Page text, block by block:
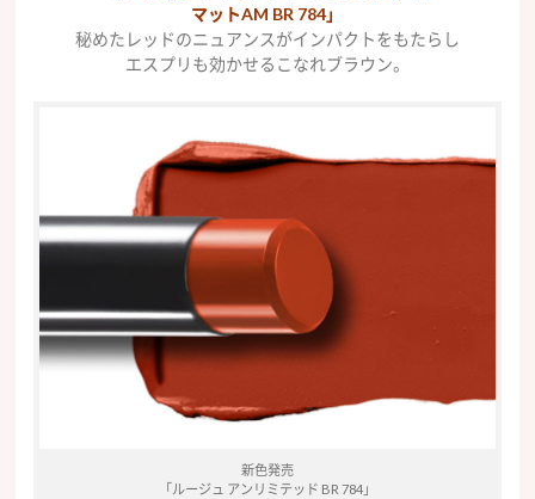
マットAM BR 784」
秘めたレッドのニュアンスがインパクトをもたらし
エスプリも効かせるこなれブラウン。
新色発売
「ルージュ アンリミテッド BR 784」